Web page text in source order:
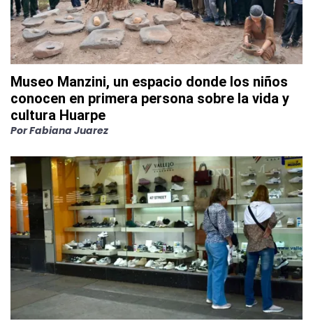
Museo Manzini, un espacio donde los niños
conocen en primera persona sobre la vida y
cultura Huarpe
PorFabiana Juarez